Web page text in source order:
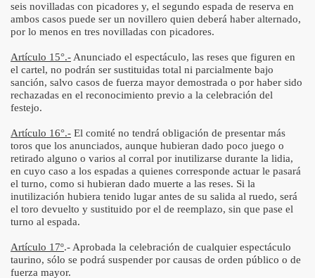
seis novilladas con picadores y, el segundo espada de reserva en
ambos casos puede ser un novillero quien deberá haber alternado,
por lo menos en tres novilladas con picadores.
Artículo 15°.- Anunciado el espectáculo, las reses que figuren en
el cartel, no podrán ser sustituidas total ni parcialmente bajo
sanción, salvo casos de fuerza mayor demostrada o por haber sido
rechazadas en el reconocimiento previo a la celebración del
festejo.
Artículo 16°.- El comité no tendrá obligación de presentar más
toros que los anunciados, aunque hubieran dado poco juego o
retirado alguno o varios al corral por inutilizarse durante la lidia,
en cuyo caso a los espadas a quienes corresponde actuar le pasará
el turno, como si hubieran dado muerte a las reses. Si la
inutilización hubiera tenido lugar antes de su salida al ruedo, será
el toro devuelto y sustituido por el de reemplazo, sin que pase el
turno al espada.
Artículo 17º.- Aprobada la celebración de cualquier espectáculo
taurino, sólo se podrá suspender por causas de orden público o de
fuerza mayor.